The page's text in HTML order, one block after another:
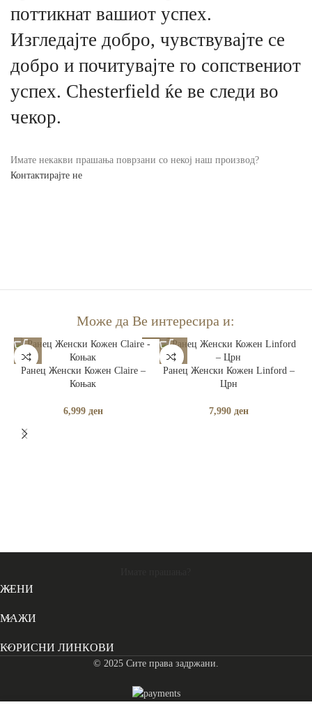
поттикнат вашиот успех.
Изгледајте добро, чувствувајте се
добро и почитувајте го сопствениот
успех. Chesterfield ќе ве следи во
чекор.
Имате некакви прашања поврзани со некој наш производ?
Контактирајте не
Може да Ве интересира и:
Ранец Женски Кожен Claire –
Коњак
6,999 ден
Ранец Женски Кожен Linford –
Црн
7,990 ден
ЖЕНИ
МАЖИ
КОРИСНИ ЛИНКОВИ
© 2025 Сите права задржани.